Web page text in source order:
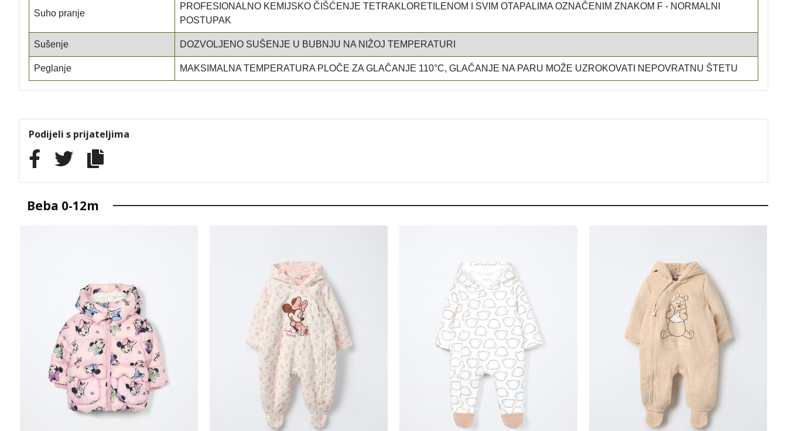
Suho pranje
PROFESIONALNO KEMIJSKO ČIŠĆENJE TETRAKLORETILENOM I SVIM OTAPALIMA OZNAČENIM ZNAKOM F - NORMALNI
POSTUPAK
Sušenje DOZVOLJENO SUŠENJE U BUBNJU NA NIŽOJ TEMPERATURI
Peglanje MAKSIMALNA TEMPERATURA PLOČE ZA GLAČANJE 110°C, GLAČANJE NA PARU MOŽE UZROKOVATI NEPOVRATNU ŠTETU
Podijeli s prijateljima
Beba 0-12m